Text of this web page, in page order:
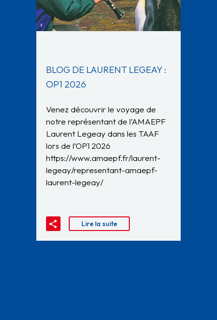
BLOG DE LAURENT LEGEAY :
OP1 2026
Venez découvrir le voyage de
notre représentant de l’AMAEPF
Laurent Legeay dans les TAAF
lors de l’OP1 2026
https://www.amaepf.fr/laurent-
legeay/representant-amaepf-
laurent-legeay/
Lire la suite